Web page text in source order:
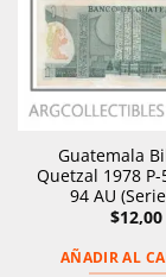
Guatemala
Quetzal 1978 P-
94 AU
$12,00
AÑADIR AL